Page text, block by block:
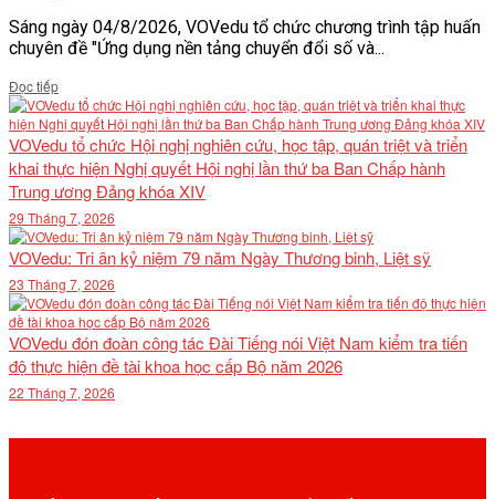
Sáng ngày 04/8/2026, VOVedu tổ chức chương trình tập huấn
chuyên đề "Ứng dụng nền tảng chuyển đổi số và...
Đọc tiếpDetails
VOVedu tổ chức Hội nghị nghiên cứu, học tập, quán triệt và triển
khai thực hiện Nghị quyết Hội nghị lần thứ ba Ban Chấp hành
Trung ương Đảng khóa XIV
29 Tháng 7, 2026
VOVedu: Tri ân kỷ niệm 79 năm Ngày Thương binh, Liệt sỹ
23 Tháng 7, 2026
VOVedu đón đoàn công tác Đài Tiếng nói Việt Nam kiểm tra tiến
độ thực hiện đề tài khoa học cấp Bộ năm 2026
22 Tháng 7, 2026